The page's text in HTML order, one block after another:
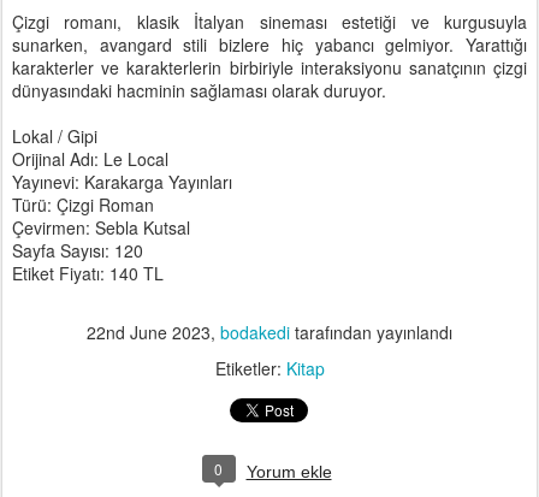
Çizgi romanı, klasik İtalyan sineması estetiği ve kurgusuyla
sunarken, avangard stili bizlere hiç yabancı gelmiyor. Yarattığı
karakterler ve karakterlerin birbiriyle interaksiyonu sanatçının çizgi
dünyasındaki hacminin sağlaması olarak duruyor.
Lokal / Gipi
Orijinal Adı: Le Local
Yayınevi: Karakarga Yayınları
Türü: Çizgi Roman
Çevirmen: Sebla Kutsal
Sayfa Sayısı: 120
Etiket Fiyatı: 140 TL
22nd June 2023, bodakedi tarafından yayınlandı
Etiketler: Kitap
0 Yorum ekle